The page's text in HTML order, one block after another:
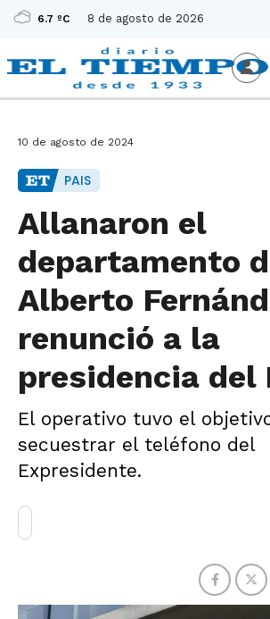
6.7 ºC 8 de agosto de 2026
10 de agosto de 2024
PAIS
Allanaron el
departamento
Alberto
renunció a la
presidencia del
El operativo tuvo el
secuestrar el teléfono del
Expresidente.